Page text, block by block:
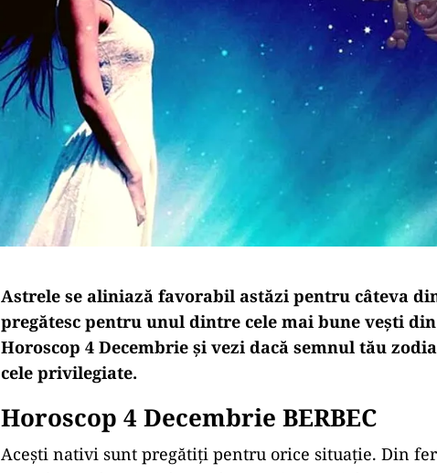
Astrele se aliniază favorabil astăzi pentru câteva
pregătesc pentru unul dintre cele mai bune vești
Horoscop 4 Decembrie și vezi dacă semnul tău
cele privilegiate.
Horoscop 4 Decembrie BERBEC
Acești nativi sunt pregătiți pentru orice situație. Din